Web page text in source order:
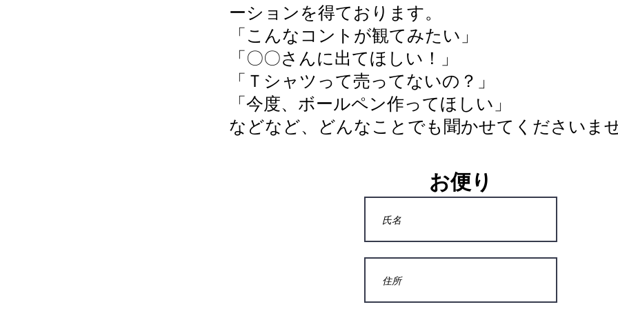
ーションを得ております。
「こんなコントが観てみたい」
「〇〇さんに出てほしい！」
「Ｔシャツって売ってないの？」
「今度、ボールペン作ってほしい」
などなど、どんなことでも聞かせてくださいま
​お便り